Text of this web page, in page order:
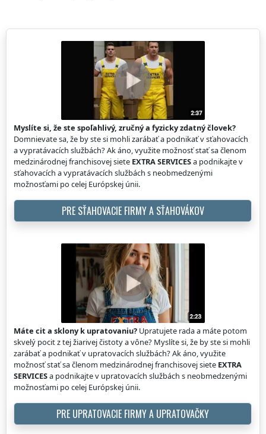
Myslíte si, že ste spoľahlivý, zručný a fyzicky zdatný človek?
Domnievate sa, že by ste si mohli zarábať a podnikať v sťahovacích
a vypratávacích službách? Ak áno, využite možnosť stať sa členom
medzinárodnej franchisovej siete EXTRA SERVICESa podnikajte v
sťahovacích a vypratávacích službách s neobmedzenými
možnosťami po celej Európskej únii.
PRE SŤAHOVACIE FIRMY A SŤAHOVÁKOV
Máte cit a sklony k upratovaniu? Upratujete rada a máte potom
skvelý pocit z tej žiarivej čistoty a vône? Myslíte si, že by ste si mohli
zarábať a podnikať v upratovacích službách? Ak áno, využite
možnosť stať sa členom medzinárodnej franchisovej siete EXTRA
SERVICESa podnikajte v upratovacích službách s neobmedzenými
možnosťami po celej Európskej únii.
PRE UPRATOVACIE FIRMY A UPRATOVAČKY